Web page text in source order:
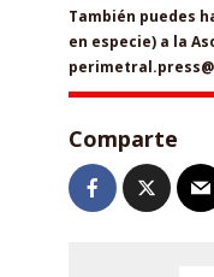
También puedes
en especie) a la
Comparte